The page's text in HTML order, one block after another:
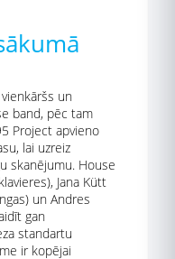
vienkāršs un
band, pēc tam
Project apvieno
lai uzreiz
skanējumu. House
Jana Kütt
un Andres
gan
standartu
ir kopējai